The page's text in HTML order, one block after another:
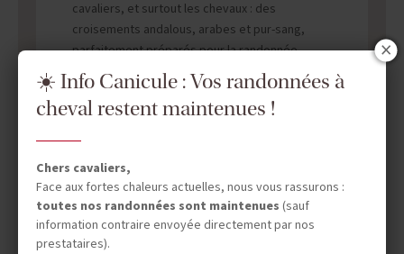
cavaliers, et surtout les chevaux : des
croisements andalous, arabes et pur-sang,
parfaitement préparés pour la randonnée.
L’équipe vous présente le programme de la
semaine et prend le temps d’échanger avec
chacun pour trouver le cheval qui vous
Nuit à la ferme équestre.
☀️ Info Canicule : Vos randonnées à
cheval restent maintenues !
Chers cavaliers,
Face aux fortes chaleurs actuelles, nous vous rassurons :
toutes nos randonnées sont maintenues (sauf
information contraire envoyée directement par nos
prestataires).